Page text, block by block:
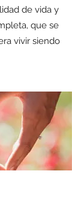
de vida y
que se
vivir siendo